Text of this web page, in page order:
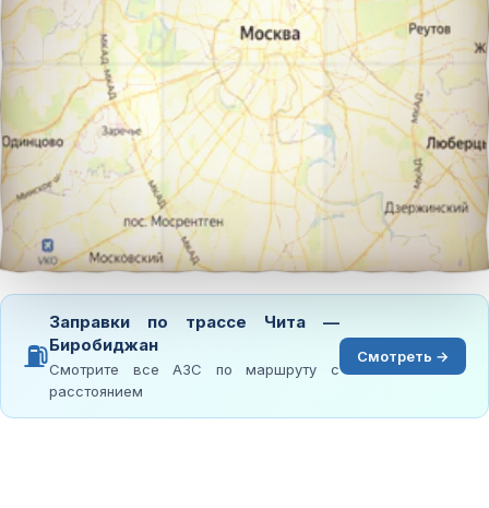
⛽
Заправки по трассе Чита —
Биробиджан
Смотрите все АЗС по маршруту с
расстоянием
Смотреть →